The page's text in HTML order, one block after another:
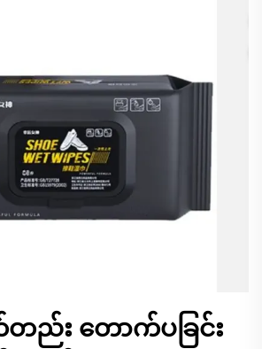
ည်း တောက်ပခြင်း